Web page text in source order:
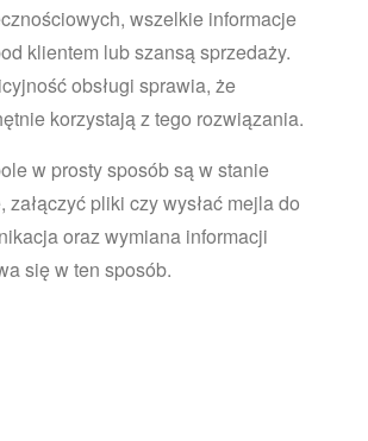
wszelkie informacje
klientem lub szansą sprzedaży.
obsługi sprawia, że
korzystają z tego rozwiązania.
w prosty sposób są w stanie
załączyć pliki czy wysłać mejla do
oraz wymiana informacji
się w ten sposób.